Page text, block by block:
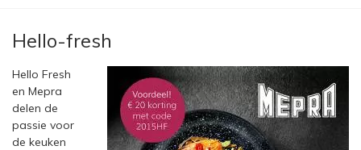
Hello-fresh
Hello Fresh
en Mepra
delen de
passie voor
de keuken